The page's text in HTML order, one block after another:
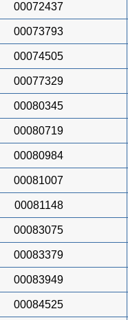
00072437
00073793
00074505
00077329
00080345
00080719
00080984
00081007
00081148
00083075
00083379
00083949
00084525